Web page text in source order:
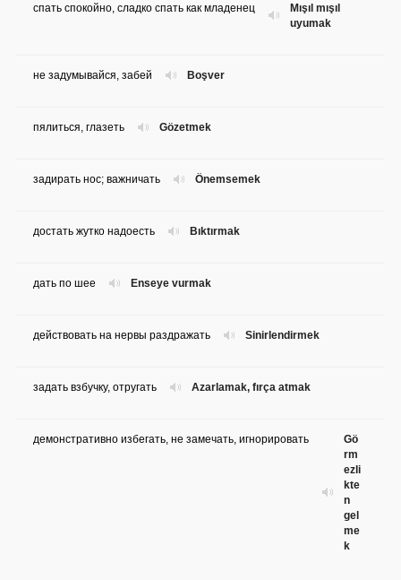
Mışıl mışıl
uyumak
спать спокойно, сладко спать как младенец
Boşver
не задумывайся, забей
Gözetmek
пялиться, глазеть
Önemsemek
задирать нос; важничать
Bıktırmak
достать жутко надоесть
Enseye vurmak
дать по шее
Sinirlendirmek
действовать на нервы раздражать
Azarlamak, fırça atmak
задать взбучку, отругать
Gö
rm
ezli
kte
n
gel
me
k
демонстративно избегать, не замечать, игнорировать